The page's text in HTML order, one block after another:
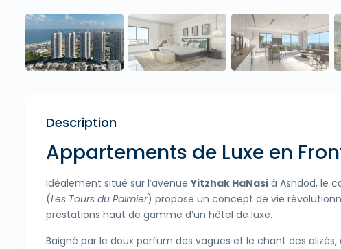
Description
Appartements de Luxe en
Idéalement situé sur l’avenueYitzhak HaNasi à Ashdod, le
(Les Tours du Palmier) propose un concept de vie
prestations haut de gamme d’un hôtel de luxe.
Baigné par le doux parfum des vagues et le chant des